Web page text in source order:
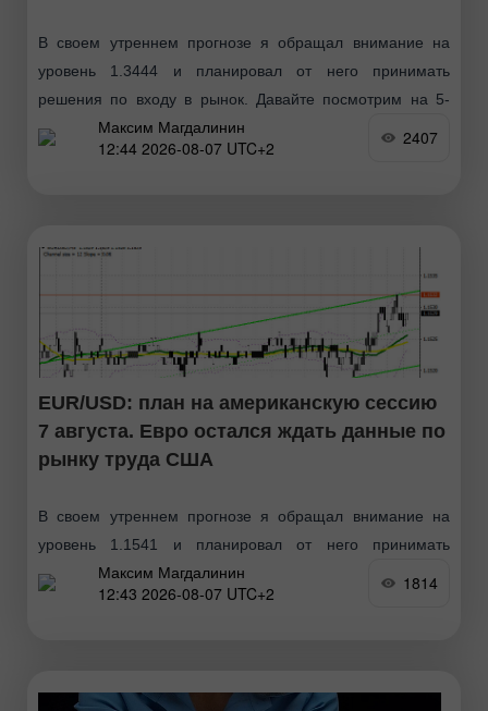
В своем утреннем прогнозе я обращал внимание на
уровень 1.3444 и планировал от него принимать
решения по входу в рынок. Давайте посмотрим на 5-
минутный график и разберемся
Максим Магдалинин
12:44 2026-08-07 UTC+2
2407
EUR/USD: план на американскую сессию
7 августа. Евро остался ждать данные по
рынку труда США
В своем утреннем прогнозе я обращал внимание на
уровень 1.1541 и планировал от него принимать
решения по входу в рынок. Давайте посмотрим на 5-
минутный график и разберемся
Максим Магдалинин
12:43 2026-08-07 UTC+2
1814